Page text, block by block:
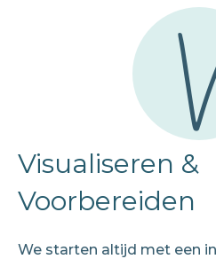
Visualiseren &
Voorbereiden
We starten altijd met een